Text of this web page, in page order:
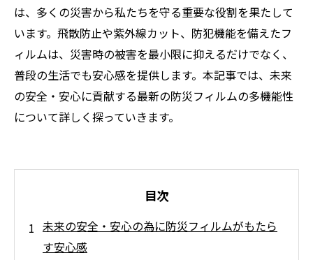
は、多くの災害から私たちを守る重要な役割を果たして
います。飛散防止や紫外線カット、防犯機能を備えたフ
ィルムは、災害時の被害を最小限に抑えるだけでなく、
普段の生活でも安心感を提供します。本記事では、未来
の安全・安心に貢献する最新の防災フィルムの多機能性
について詳しく探っていきます。
目次
未来の安全・安心の為に防災フィルムがもたら
す安心感